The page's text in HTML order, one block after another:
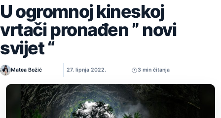
U ogromnoj kineskoj
vrtači pronađen ” novi
svijet “
Matea Božić 27. lipnja 2022. 3 min čitanja